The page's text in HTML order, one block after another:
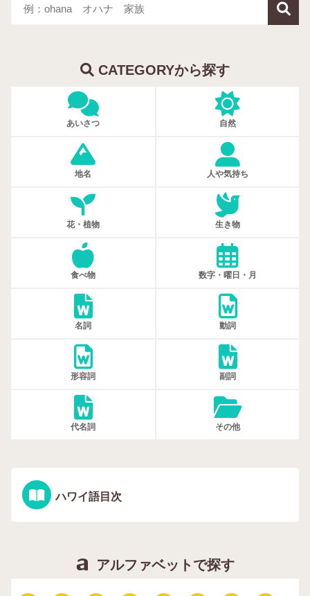
CATEGORYから探す
あいさつ 自然
地名 人や気持ち
花・植物 生き物
食べ物 数字・曜日・月
名詞 動詞
形容詞 副詞
代名詞 その他
ハワイ語目次
アルファベットで探す